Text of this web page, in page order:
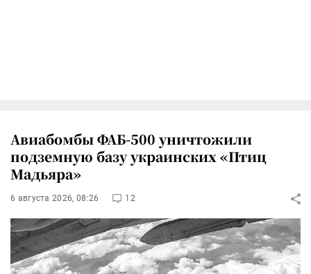
Авиабомбы ФАБ-500 уничтожили
подземную базу украинских «Птиц
Мадьяра»
6 августа 2026, 08:26 12